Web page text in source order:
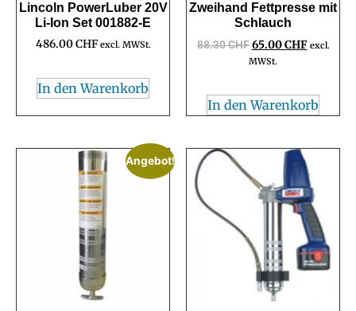
Lincoln PowerLuber 20V
Li-Ion Set 001882-E
486.00CHF excl. MWSt.
In den Warenkorb
Zweihand Fettpresse mit
Schlauch
88.30CHF 65.00CHF excl.
MWSt.
In den Warenkorb
Angebot!